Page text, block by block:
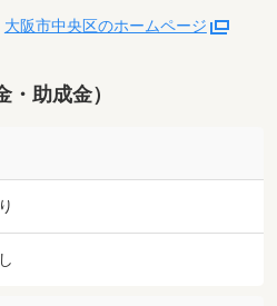
大阪市中央区のホームページ
助成金）